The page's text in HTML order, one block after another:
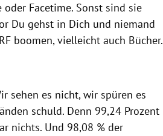
oder Facetime. Sonst sind sie
Du gehst in Dich und niemand
boomen, vielleicht auch Bücher.
sehen es nicht, wir spüren es
schuld. Denn 99,24 Prozent
nichts. Und 98,08 % der